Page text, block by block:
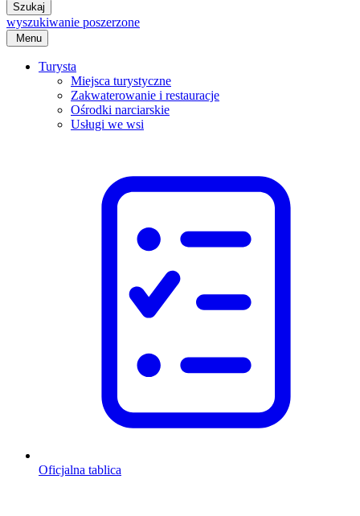
Szukaj
wyszukiwanie poszerzone
Menu
Turysta
Miejsca turystyczne
Zakwaterowanie i restauracje
Ośrodki narciarskie
Usługi we wsi
Oficjalna tablica